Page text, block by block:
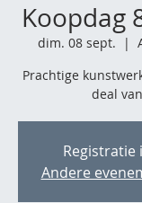
Koopdag
dim. 08 sept.
  |
Prachtige
deal
Registratie
Andere